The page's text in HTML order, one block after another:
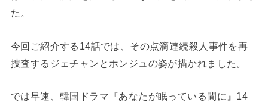
た。
今回ご紹介する14話では、その点滴連続殺人事件を再
捜査するジェチャンとホンジュの姿が描かれました。
では早速、韓国ドラマ『あなたが眠っている間に』14